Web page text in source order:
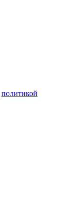
политикой